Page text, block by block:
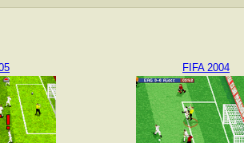
FIFA 2004